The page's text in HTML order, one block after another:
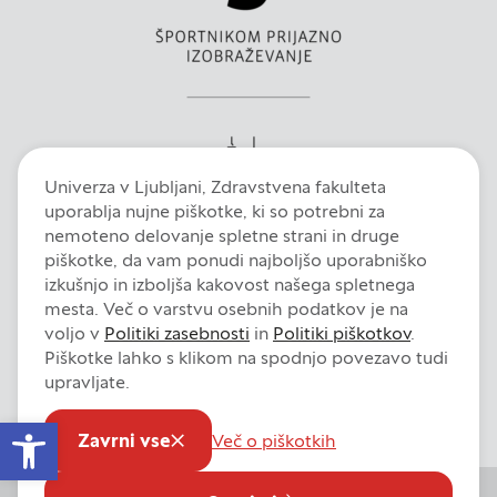
IntranetE-pošta
Nastavitve piškotkov
Univerza v Ljubljani, Zdravstvena fakulteta
uporablja nujne piškotke, ki so potrebni za
nemoteno delovanje spletne strani in druge
piškotke, da vam ponudi najboljšo uporabniško
izkušnjo in izboljša kakovost našega spletnega
mesta. Več o varstvu osebnih podatkov je na
voljo v Politiki zasebnosti in Politiki piškotkov.
Piškotke lahko s klikom na spodnjo povezavo tudi
upravljate.
Zavrni vse Več o piškotkih
uporabljajo za izdelavo profila vaših interesov, ki ga
nato uporabijo za prikazovanje ustreznih oglasov
na drugih spletnih mestih. Pri delu uporabljajo
edinstveno prepoznavanje vašega brskalnika in
boste deležni našega ciljnega spletnega
Zavrni vse
Potrdi moje izbire
DOVOLI VSE
Open toolbar